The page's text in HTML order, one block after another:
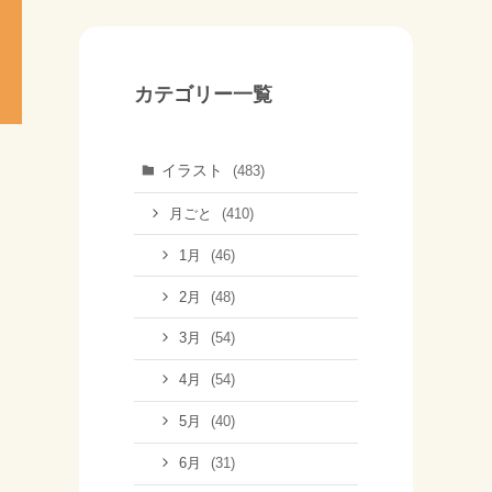
カテゴリー一覧
イラスト (483)
月ごと (410)
1月 (46)
2月 (48)
3月 (54)
4月 (54)
5月 (40)
6月 (31)